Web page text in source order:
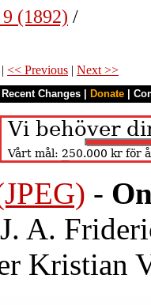
(1892) /
| << Previous | Next >>
Recent Changes Donate
-
A.
Kristian